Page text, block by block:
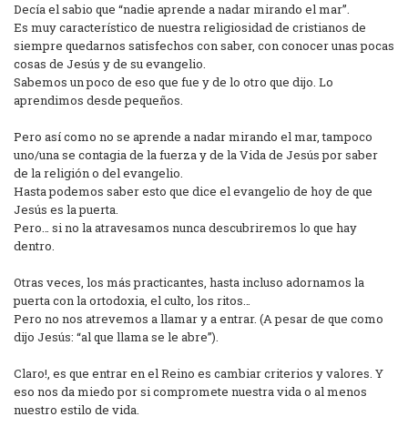
Decía el sabio que “nadie aprende a nadar mirando el mar”.
Es muy característico de nuestra religiosidad de cristianos de
siempre quedarnos satisfechos con saber, con conocer unas pocas
cosas de Jesús y de su evangelio.
Sabemos un poco de eso que fue y de lo otro que dijo. Lo
aprendimos desde pequeños.
Pero así como no se aprende a nadar mirando el mar, tampoco
uno/una se contagia de la fuerza y de la Vida de Jesús por saber
de la religión o del evangelio.
Hasta podemos saber esto que dice el evangelio de hoy de que
Jesús es la puerta.
Pero… si no la atravesamos nunca descubriremos lo que hay
dentro.
Otras veces, los más practicantes, hasta incluso adornamos la
puerta con la ortodoxia, el culto, los ritos…
Pero no nos atrevemos a llamar y a entrar. (A pesar de que como
dijo Jesús: “al que llama se le abre”).
Claro!, es que entrar en el Reino es cambiar criterios y valores. Y
eso nos da miedo por si compromete nuestra vida o al menos
nuestro estilo de vida.